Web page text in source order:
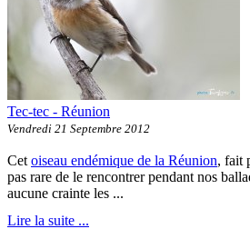
Tec-tec - Réunion
Vendredi 21 Septembre 2012
Cet oiseau endémique de la Réunion, fait
pas rare de le rencontrer pendant nos
aucune crainte les ...
Lire la suite ...